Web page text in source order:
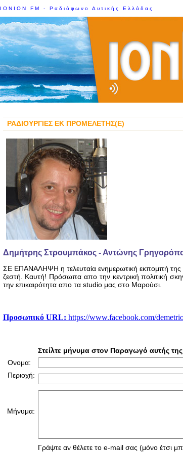
IONION FM - Ραδιόφωνο Δυτικής Ελλάδας
ΡΑΔΙΟΥΡΓΙΕΣ ΕΚ ΠΡΟΜΕΛΕΤΗΣ(E)
Δημήτρης Στρουμπάκος - Αντώνης
ΣΕ ΕΠΑΝΑΛΗΨΗ η τελευταία ενημερωτική εκπομπή της
ζεστή. Καυτή! Πρόσωπα απο την κεντρική πολιτική
την επικαιρότητα απο τα studio μας στο Μαρούσι.
Προσωπικό URL: https://www.facebook.com/
Στείλτε μήνυμα στον Παραγωγό αυτής
Ονομα:
Περιοχή:
Μήνυμα:
Γράψτε αν θέλετε το e-mail σας (μόνο έτσι